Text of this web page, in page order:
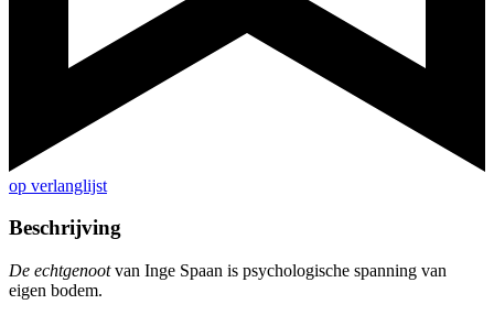
op verlanglijst
Beschrijving
De echtgenootvan Inge Spaan is psychologische spanning van
eigen bodem.